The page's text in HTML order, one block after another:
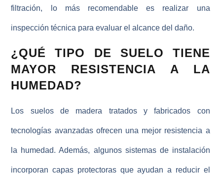
filtración, lo más recomendable es realizar una
inspección técnica para evaluar el alcance del daño.
¿QUÉ TIPO DE SUELO TIENE
MAYOR RESISTENCIA A LA
HUMEDAD?
Los suelos de madera tratados y fabricados con
tecnologías avanzadas ofrecen una mejor resistencia a
la humedad. Además, algunos sistemas de instalación
incorporan capas protectoras que ayudan a reducir el